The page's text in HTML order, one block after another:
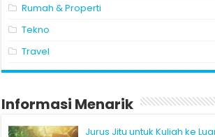
Rumah & Properti
Tekno
Travel
Informasi Menarik
Jurus Jitu untuk Kuliah ke